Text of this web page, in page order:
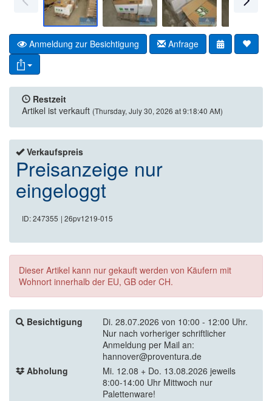
Anmeldung zur Besichtigung Anfrage
Restzeit
Artikel ist verkauft (Thursday, July 30, 2026 at 9:18:40 AM)
Verkaufspreis
Preisanzeige nur
eingeloggt
ID: 247355 | 26pv1219-015
Dieser Artikel kann nur gekauft werden von Käufern mit
Wohnort innerhalb der EU, GB oder CH.
Besichtigung
Di. 28.07.2026 von 10:00 - 12:00 Uhr.
Nur nach vorheriger schriftlicher
Anmeldung per Mail an:
hannover@proventura.de
Abholung
Mi. 12.08 + Do. 13.08.2026 jeweils
8:00-14:00 Uhr Mittwoch nur
Palettenware!